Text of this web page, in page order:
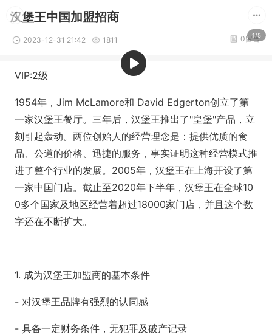
1/5
汉堡王中国加盟招商
2023-12-31 21:42 1811 0留言
VIP:2级
1954年，Jim McLamore和 David Edgerton创立了第
一家汉堡王餐厅。三年后，汉堡王推出了"皇堡"产品，立
刻引起轰动。两位创始人的经营理念是：提供优质的食
品、公道的价格、迅捷的服务，事实证明这种经营模式推
进了整个行业的发展。2005年，汉堡王在上海开设了第
一家中国门店。截止至2020年下半年，汉堡王在全球10
0多个国家及地区经营着超过18000家门店，并且这个数
字还在不断扩大。
1. 成为汉堡王加盟商的基本条件
- 对汉堡王品牌有强烈的认同感
- 具备一定财务条件，无犯罪及破产记录